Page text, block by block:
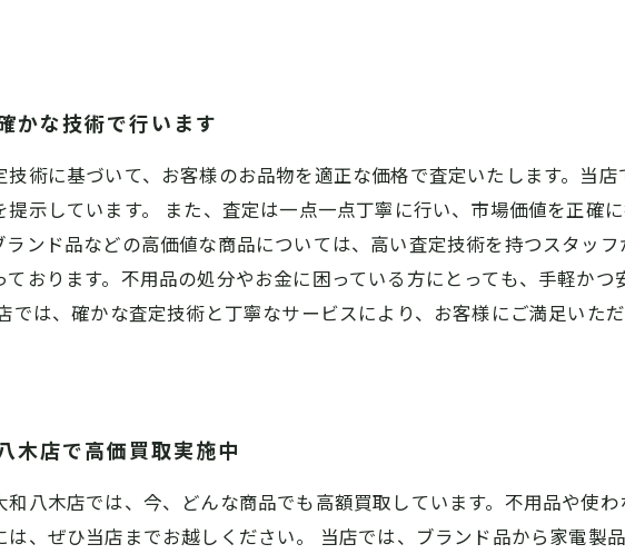
かな技術で行います
術に基づいて、お客様のお品物を適正な価格で査定いたします。当
示しています。 また、査定は一点一点丁寧に行い、市場価値を正確
ンド品などの高価値な商品については、高い査定技術を持つスタッ
おります。不用品の処分やお金に困っている方にとっても、手軽か
では、確かな査定技術と丁寧なサービスにより、お客様にご満足いた
木店で高価買取実施中
八木店では、今、どんな商品でも高額買取しています。不用品や使
、ぜひ当店までお越しください。 当店では、ブランド品から家電製